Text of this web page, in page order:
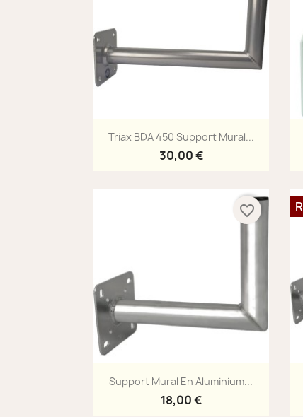
Aperçu rapide
Triax BDA 450 Support Mural...
30,00 €
Aperçu rapide
Support Mural En Aluminium...
18,00 €
favorite_border